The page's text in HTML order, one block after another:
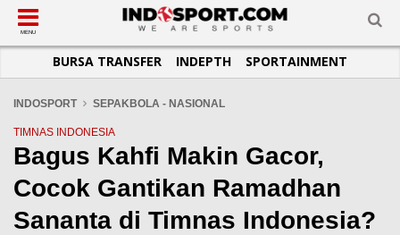
SUB-MENU
SEPAKBOLA
LIGA INGGRIS
LIGA ITALIA
LIGA SPANYOL
SUB-MENU
SPORTAINMENT
SUB-MENU
OTOMOTIF
OTOMANIA
SUB-MENU
BASKET
FUTSAL
OLIMPIK
E-SPORT
SUB-MENU
JADWAL
SUB-MENU
TOPIK HARI INI
INFOGRAFIS
GALERI FOTO
TEMPAT OLAHRAGA
MENU
BURSA TRANSFER INDEPTH SPORTAINMENT
INDOSPORT SEPAKBOLA - NASIONAL
TIMNAS INDONESIA
Bagus Kahfi Makin Gacor,
Cocok Gantikan Ramadhan
Sananta di Timnas Indonesia?